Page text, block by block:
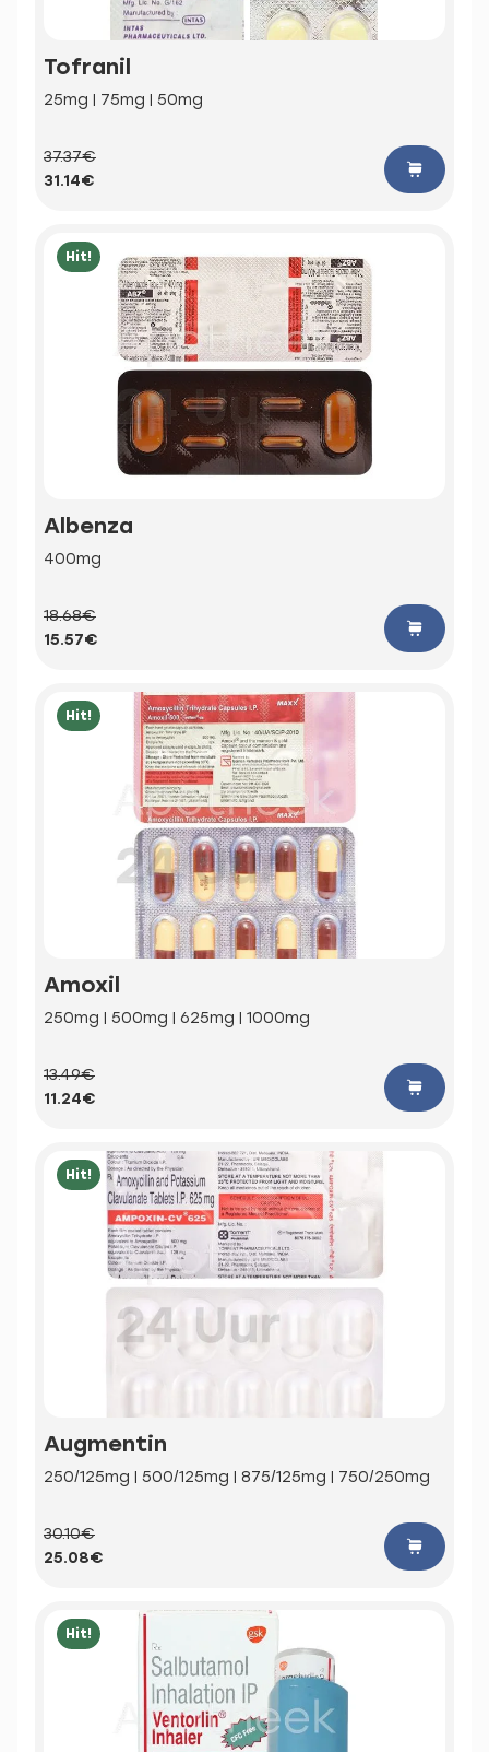
Tofranil
25mg | 75mg | 50mg
37.37€
31.14€
Hit!
Albenza
400mg
18.68€
15.57€
Hit!
Amoxil
250mg | 500mg | 625mg | 1000mg
13.49€
11.24€
Hit!
Augmentin
250/125mg | 500/125mg | 875/125mg | 750/250mg
30.10€
25.08€
Hit!